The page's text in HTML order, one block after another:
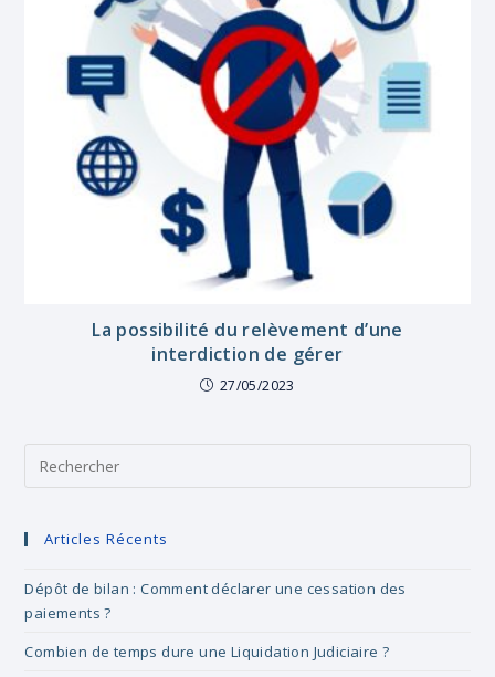
La possibilité du relèvement d’une
interdiction de gérer
27/05/2023
Articles Récents
Dépôt de bilan : Comment déclarer une cessation des
paiements ?
Combien de temps dure une Liquidation Judiciaire ?